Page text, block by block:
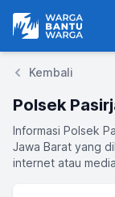
Warga Bantu
Kembali
Polsek
Informasi Polsek
Jawa Barat yang
internet atau